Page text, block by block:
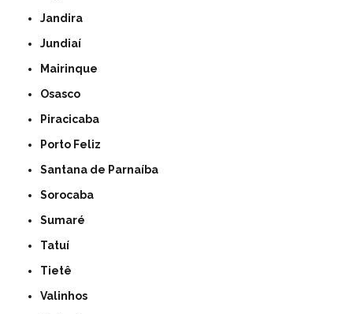
Jandira
Jundiaí
Mairinque
Osasco
Piracicaba
Porto Feliz
Santana de Parnaíba
Sorocaba
Sumaré
Tatuí
Tietê
Valinhos